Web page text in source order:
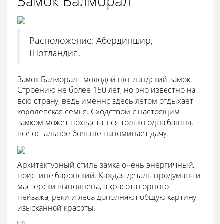
Расположение: Абердиншир,
Шотландия.
Замок Балморал - молодой шотландский замок.
Строению не более 150 лет, но оно известно на
всю страну, ведь именно здесь летом отдыхает
королевская семья. Сходством с настоящим
замком может похвастаться только одна башня,
всё остальное больше напоминает дачу.
Архитектурный стиль замка очень энергичный,
поистине баронский. Каждая деталь продумана и
мастерски выполнена, а красота горного
пейзажа, реки и леса дополняют общую картину
изысканной красоты.